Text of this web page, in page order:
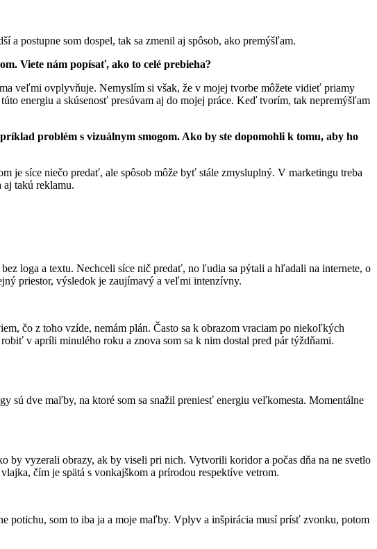
postupne som dospel, tak sa zmenil aj spôsob, ako premýšľam.
Viete nám popísať, ako to celé prebieha?
veľmi ovplyvňuje. Nemyslím si však, že v mojej tvorbe môžete vidieť priamy
energiu a skúsenosť presúvam aj do mojej práce. Keď tvorím, tak nepremýšľam
problém s vizuálnym smogom. Ako by ste dopomohli k tomu, aby ho
je síce niečo predať, ale spôsob môže byť stále zmysluplný. V marketingu treba
takú reklamu.
loga a textu. Nechceli síce nič predať, no ľudia sa pýtali a hľadali na internete, o
priestor, výsledok je zaujímavý a veľmi intenzívny.
čo z toho vzíde, nemám plán. Často sa k obrazom vraciam po niekoľkých
v apríli minulého roku a znova som sa k nim dostal pred pár týždňami.
dve maľby, na ktoré som sa snažil preniesť energiu veľkomesta. Momentálne
by vyzerali obrazy, ak by viseli pri nich. Vytvorili koridor a počas dňa na ne svetlo
čím je spätá s vonkajškom a prírodou respektíve vetrom.
som to iba ja a moje maľby. Vplyv a inšpirácia musí prísť zvonku, potom